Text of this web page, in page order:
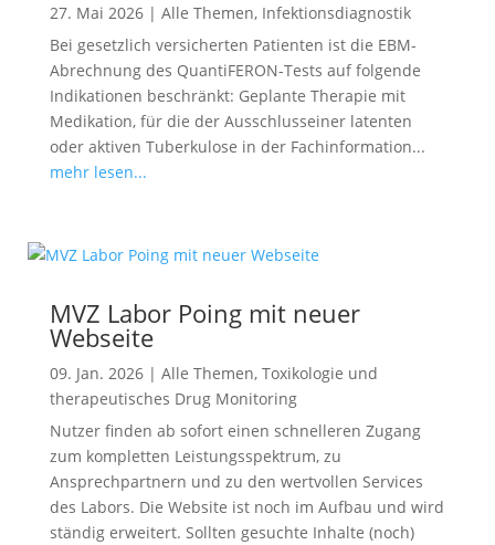
27. Mai 2026| Alle Themen, Infektionsdiagnostik
Bei gesetzlich versicherten Patienten ist die EBM-
Abrechnung des QuantiFERON-Tests auf folgende
Indikationen beschränkt: Geplante Therapie mit
Medikation, für die der Ausschlusseiner latenten
oder aktiven Tuberkulose in der Fachinformation...
mehr lesen...
MVZ Labor Poing mit neuer
Webseite
09. Jan. 2026| Alle Themen, Toxikologie und
therapeutisches Drug Monitoring
Nutzer finden ab sofort einen schnelleren Zugang
zum kompletten Leistungsspektrum, zu
Ansprechpartnern und zu den wertvollen Services
des Labors. Die Website ist noch im Aufbau und wird
ständig erweitert. Sollten gesuchte Inhalte (noch)